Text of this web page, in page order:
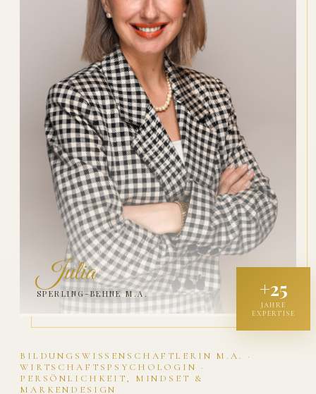
BILDUNGSWISSENSCHAFTLERIN M.A. ·
WIRTSCHAFTSPSYCHOLOGIN ·
PERSÖNLICHKEIT, MINDSET &
MARKENDESIGN
Julia
SPERLING-BEHNE M.A. +25
JAHRE
EXPERTISE